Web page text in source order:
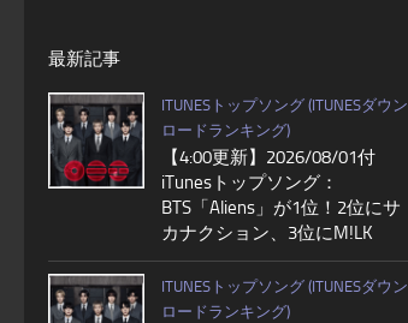
最新記事
ITUNESトップソング (ITUNESダウン
ロードランキング)
【4:00更新】2026/08/01付
iTunesトップソング：
BTS「Aliens」が1位！2位にサ
カナクション、3位にM!LK
ITUNESトップソング (ITUNESダウン
ロードランキング)